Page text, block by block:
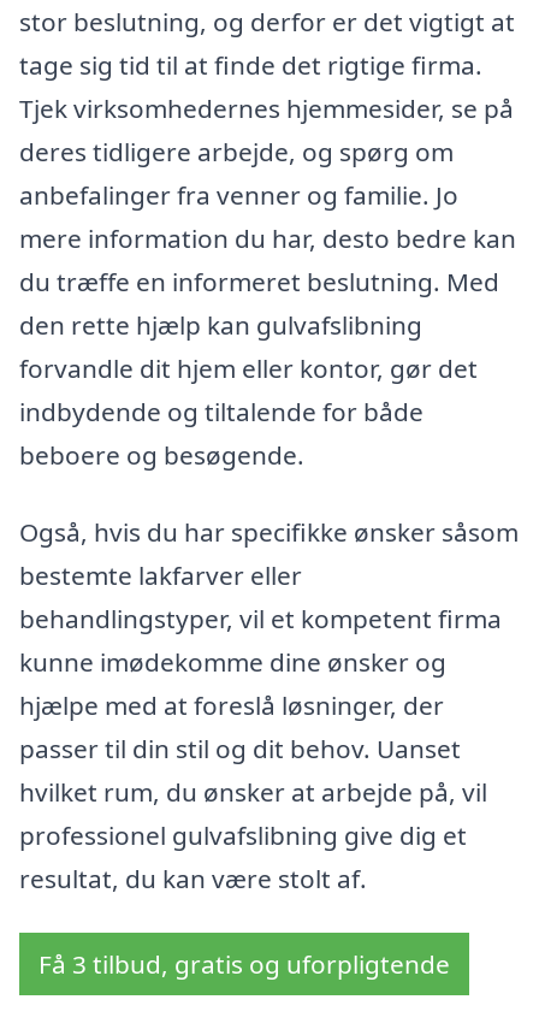
stor beslutning, og derfor er det vigtigt at
tage sig tid til at finde det rigtige firma.
Tjek virksomhedernes hjemmesider, se på
deres tidligere arbejde, og spørg om
anbefalinger fra venner og familie. Jo
mere information du har, desto bedre kan
du træffe en informeret beslutning. Med
den rette hjælp kan gulvafslibning
forvandle dit hjem eller kontor, gør det
indbydende og tiltalende for både
beboere og besøgende.
Også, hvis du har specifikke ønsker såsom
bestemte lakfarver eller
behandlingstyper, vil et kompetent firma
kunne imødekomme dine ønsker og
hjælpe med at foreslå løsninger, der
passer til din stil og dit behov. Uanset
hvilket rum, du ønsker at arbejde på, vil
professionel gulvafslibning give dig et
resultat, du kan være stolt af.
Få 3 tilbud, gratis og uforpligtende